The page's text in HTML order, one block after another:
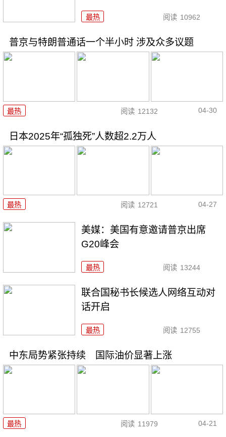
最热 阅读 10962
普京与特朗普通话一个半小时 涉及众多议题
最热 阅读 12132 04-30
日本2025年“孤独死”人数超2.2万人
最热 阅读 12721 04-27
美媒：美国有意邀请普京出席
G20峰会
最热 阅读 13244
联合国秘书长候选人网络互动对
话开启
最热 阅读 12755
中东局势紧张持续 国际油价显著上涨
最热 阅读 11979 04-21